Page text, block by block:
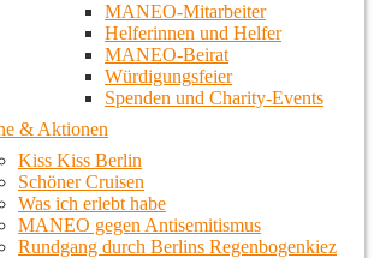
MANEO-Mitarbeiter
Helferinnen und Helfer
MANEO-Beirat
Würdigungsfeier
Spenden und Charity-Events
& Aktionen
Kiss Kiss Berlin
Schöner Cruisen
Was ich erlebt habe
MANEO gegen Antisemitismus
Rundgang durch Berlins Regenbogenkiez